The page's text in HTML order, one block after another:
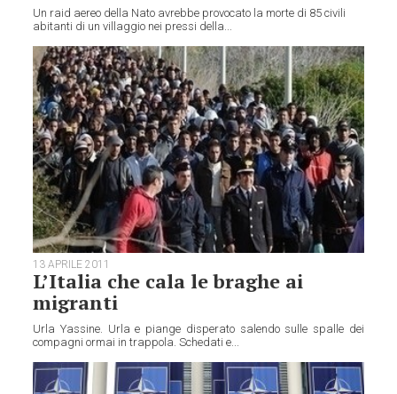
Un raid aereo della Nato avrebbe provocato la morte di 85 civili
abitanti di un villaggio nei pressi della...
13 APRILE 2011
L’Italia che cala le braghe ai
migranti
Urla Yassine. Urla e piange disperato salendo sulle spalle dei
compagni ormai in trappola. Schedati e...